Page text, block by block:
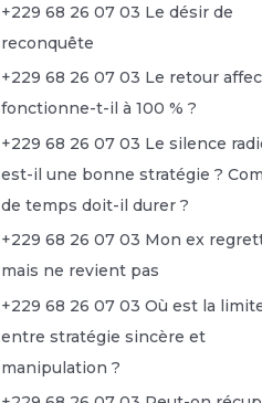
+229 68 26 07 03 Le désir de
reconquête
+229 68 26 07 03 Le retour
fonctionne-t-il à 100 % ?
+229 68 26 07 03 Le silence
est-il une bonne stratégie ?
de temps doit-il durer ?
+229 68 26 07 03 Mon ex
mais ne revient pas
+229 68 26 07 03 Où est la
entre stratégie sincère et
manipulation ?